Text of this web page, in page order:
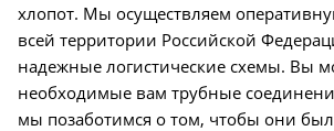
хлопот. Мы осуществляем
всей территории Российской
надежные логистические схемы. Вы
необходимые вам трубные
мы позаботимся о том, чтобы они